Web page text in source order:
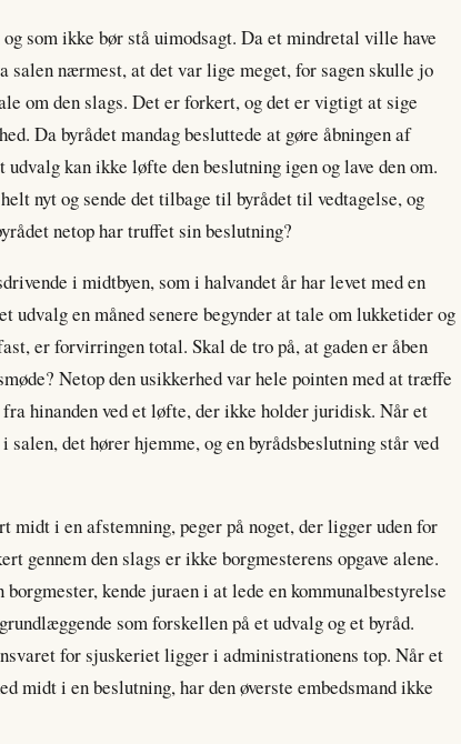
som ikke bør stå uimodsagt. Da et mindretal ville have
nærmest, at det var lige meget, for sagen skulle jo
om den slags. Det er forkert, og det er vigtigt at sige
Da byrådet mandag besluttede at gøre åbningen af
kan ikke løfte den beslutning igen og lave den om.
nyt og sende det tilbage til byrådet til vedtagelse, og
netop har truffet sin beslutning?
i midtbyen, som i halvandet år har levet med en
udvalg en måned senere begynder at tale om lukketider og
er forvirringen total. Skal de tro på, at gaden er åben
Netop den usikkerhed var hele pointen med at træffe
hinanden ved et løfte, der ikke holder juridisk. Når et
det hører hjemme, og en byrådsbeslutning står ved
midt i en afstemning, peger på noget, der ligger uden for
gennem den slags er ikke borgmesterens opgave alene.
kende juraen i at lede en kommunalbestyrelse
som forskellen på et udvalg og et byråd.
for sjuskeriet ligger i administrationens top. Når et
midt i en beslutning, har den øverste embedsmand ikke